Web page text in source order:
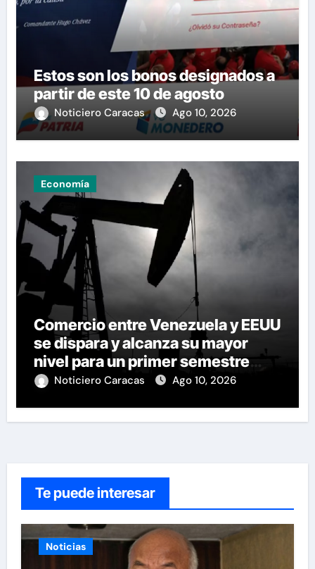
Estos son los bonos designados a
partir de este 10 de agosto
Noticiero Caracas Ago 10, 2026
Economía
Comercio entre Venezuela y EEUU
se dispara y alcanza su mayor
nivel para un primer semestre
desde 2015
Noticiero Caracas Ago 10, 2026
Te puede interesar
Noticias